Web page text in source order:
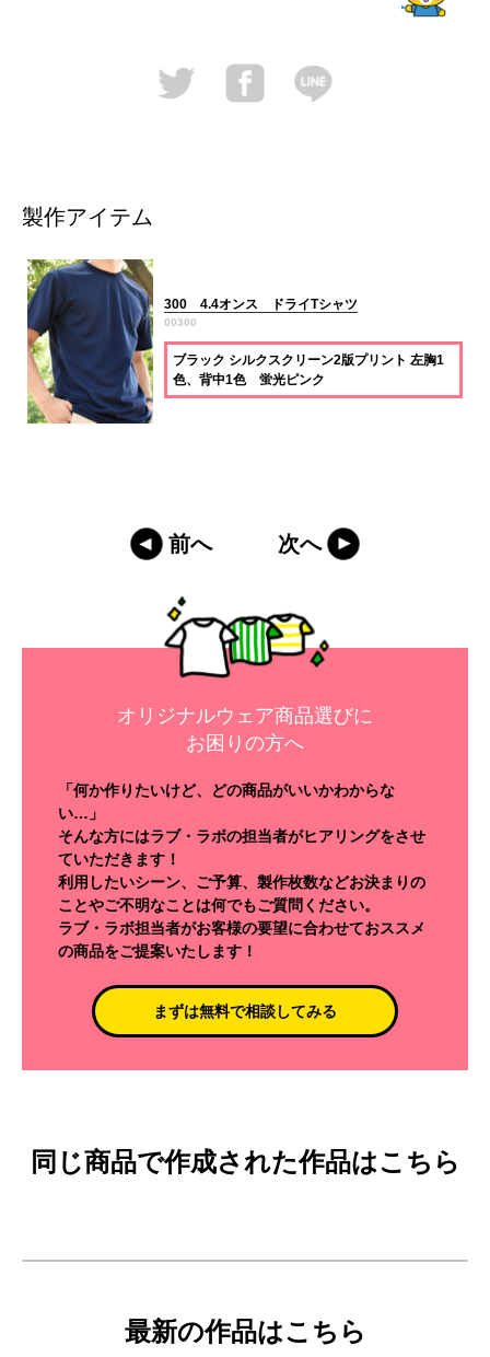
製作アイテム
300 4.4オンス ドライTシャツ
00300
ブラック シルクスクリーン2版プリント 左胸1
色、背中1色 蛍光ピンク
前へ 次へ
オリジナルウェア商品選びに
お困りの方へ
「何か作りたいけど、どの商品がいいかわからな
い…」
そんな方にはラブ・ラボの担当者がヒアリングをさせ
ていただきます！
利用したいシーン、ご予算、製作枚数などお決まりの
ことやご不明なことは何でもご質問ください。
ラブ・ラボ担当者がお客様の要望に合わせておススメ
の商品をご提案いたします！
まずは無料で相談してみる
同じ商品で作成された作品はこちら
最新の作品はこちら